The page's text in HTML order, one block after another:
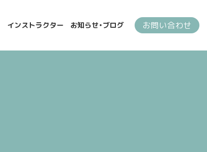
インストラクター お知らせ・ブログ お問い合わせ